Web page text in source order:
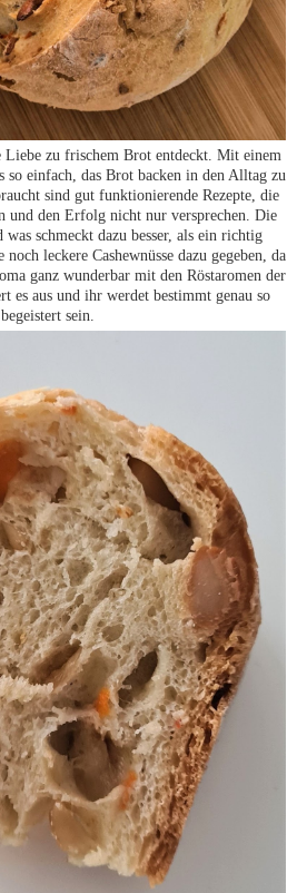
zu frischem Brot entdeckt. Mit einem
so einfach, das Brot backen in den Alltag zu
sind gut funktionierende Rezepte, die
und den Erfolg nicht nur versprechen. Die
schmeckt dazu besser, als ein richtig
leckere Cashewnüsse dazu gegeben, da
ganz wunderbar mit den Röstaromen der
es aus und ihr werdet bestimmt genau so
begeistert sein.